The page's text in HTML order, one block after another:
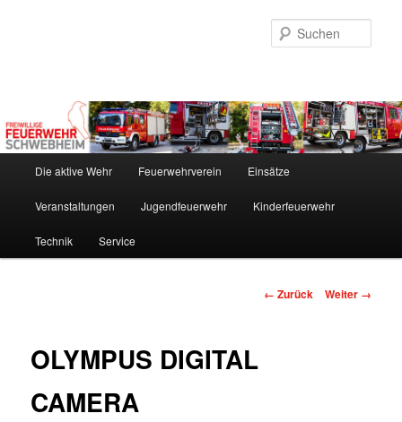
Die aktive Wehr Feuerwehrverein Einsätze
Veranstaltungen Jugendfeuerwehr Kinderfeuerwehr
Technik Service
Bilder-
← Zurück Weiter →
OLYMPUS DIGITAL
CAMERA